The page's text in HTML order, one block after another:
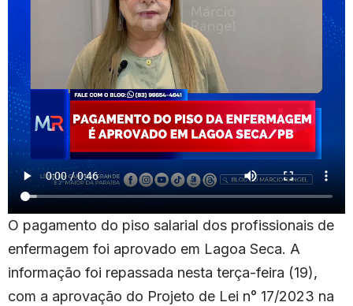
O pagamento do piso salarial dos profissionais de
enfermagem foi aprovado em Lagoa Seca. A
informação foi repassada nesta terça-feira (19),
com a aprovação do Projeto de Lei n° 17/2023 na